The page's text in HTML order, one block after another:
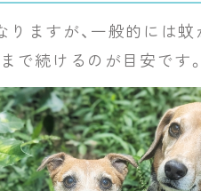
ますが、一般的には蚊
で続けるのが目安です。